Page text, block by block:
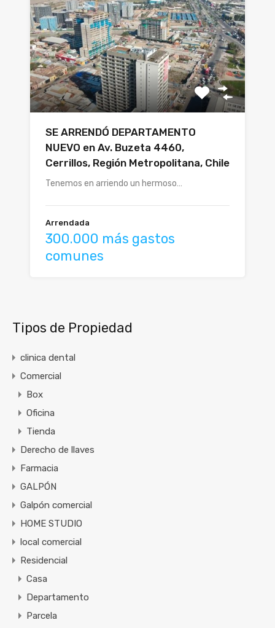
SE ARRENDÓ DEPARTAMENTO
NUEVO en Av. Buzeta 4460,
Cerrillos, Región Metropolitana, Chile
Tenemos en arriendo un hermoso…
Arrendada
300.000 más gastos
comunes
Tipos de Propiedad
clinica dental
Comercial
Box
Oficina
Tienda
Derecho de llaves
Farmacia
GALPÓN
Galpón comercial
HOME STUDIO
local comercial
Residencial
Casa
Departamento
Parcela